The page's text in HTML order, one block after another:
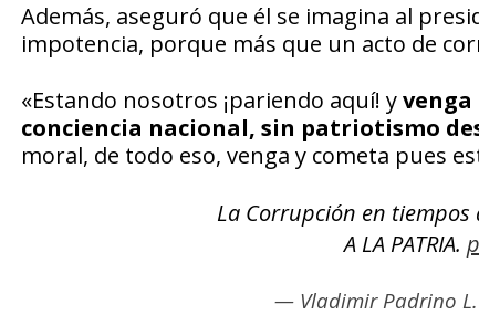
Además, aseguró que él se imagina al
impotencia, porque más que un acto de
«Estando nosotros ¡pariendo aquí! yvenga
conciencia nacional, sin patriotismo
moral, de todo eso, venga y cometa pues
La Corrupción en tiempos
A LA PATRIA.
— Vladimir Padrino